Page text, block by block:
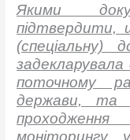
Якими
підтвердити,
(спеціальну)
поточному
держави, та
моніторингу